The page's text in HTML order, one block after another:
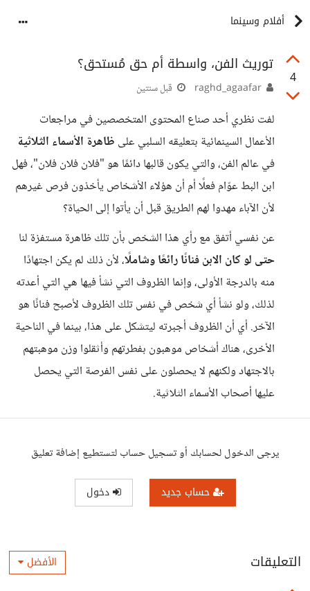
أفلام وسينما
4
توريث الفن، واسطة أم حق مُستحق؟
قبل سنتين
لفت نظري أحد صناع المحتوى المتخصصين في مراجعات
الأعمال السينمائية بتعليقه السلبي على ظاهرة الأسماء الثلاثية
في عالم الفن، والتي يكون قالبها دائمًا هو "فلان فلان فلان"، فهل
ابن البط عوّام فعلًا أم أن هؤلاء الأشخاص يأخذون فرص غيرهم
لأن الآباء مهدوا لهم الطريق قبل أن يأتوا إلى الحياة؟
عن نفسي أتفق مع رأي هذا الشخص بأن تلك ظاهرة مستفزة لنا
حتى لو كان الابن فنانًا رائعًا وشاملًا، لأن ذلك لم يكن اجتهادًا
منه بالدرجة الأولى، وإنما الظروف التي نشأ فيها هي التي أعدته
لذلك، ولو نشأ أي شخص في نفس تلك الظروف لأصبح فنانًا هو
الآخر. أي أن الظروف أجبرته ليتشكل على هذا، بينما في الناحية
الأخرى، هناك أشخاص موهبون بفطرتهم وأثقلوا وزن موهبتهم
بالاجتهاد ولكنهم لا يحصلون على نفس الفرصة التي يحصل
عليها أصحاب الأسماء الثلاثية.
يرجى الدخول لحسابك أو تسجيل حساب لتستطيع إضافة تعليق
حساب جديد دخول
التعليقات الأفضل